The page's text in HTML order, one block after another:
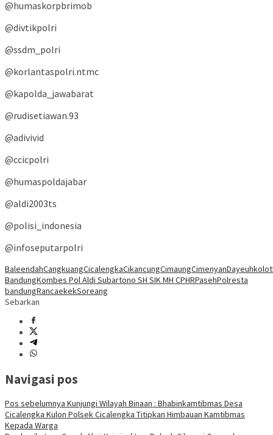
@humaskorpbrimob
@divtikpolri
@ssdm_polri
@korlantaspolri.ntmc
@kapolda_jawabarat
@rudisetiawan.93
@adivivid
@ccicpolri
@humaspoldajabar
@aldi2003ts
@polisi_indonesia
@infoseputarpolri
BaleendahCangkuangCicalengkaCikancungCimaungCimenyanDayeuhkolot
BandungKombes Pol Aldi Subartono SH SIK MH CPHRPasehPolresta
bandungRancaekekSoreang
Sebarkan
Navigasi pos
Pos sebelumnya Kunjungi Wilayah Binaan : Bhabinkamtibmas Desa
Cicalengka Kulon Polsek Cicalengka Titipkan Himbauan Kamtibmas
Kepada Warga